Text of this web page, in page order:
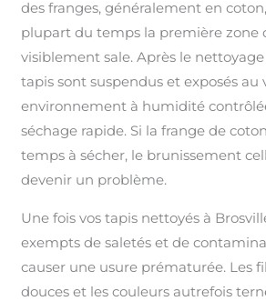
des franges, généralement en
plupart du temps la première zone
visiblement sale. Après le nettoyage
tapis sont suspendus et exposés au
environnement à humidité
séchage rapide. Si la frange de
temps à sécher, le brunissement
devenir un problème.
Une fois vos tapis nettoyés à
exempts de saletés et de
causer une usure prématurée. Les
douces et les couleurs autrefois